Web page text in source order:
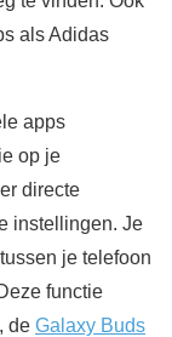
als Adidas
apps
op je
directe
instellingen. Je
je telefoon
functie
de Galaxy Buds